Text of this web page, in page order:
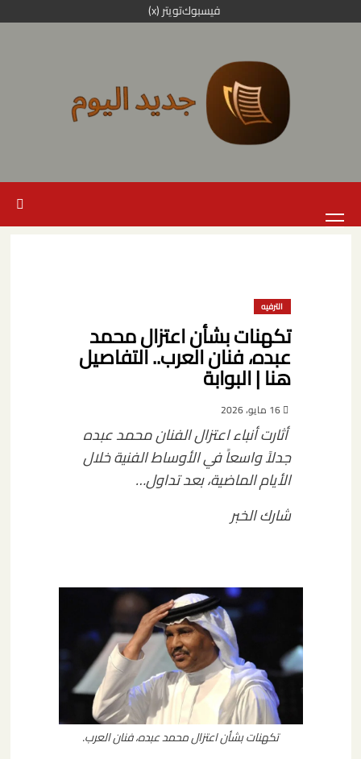
إلى
فيسبوكتويتر (x)
الرئيسية
الترفيه
تكهنات بشأن اعتزال محمد
عبده، فنان العرب.. التفاصيل
هنا | البوابة
16 مايو، 2026
أثارت أنباء اعتزال الفنان محمد عبده
جدلاً واسعاً في الأوساط الفنية خلال
الأيام الماضية، بعد تداول…
شارك الخبر
تكهنات بشأن اعتزال محمد عبده، فنان العرب.